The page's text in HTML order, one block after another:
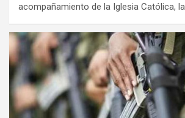
acompañamiento de la Iglesia Católica,